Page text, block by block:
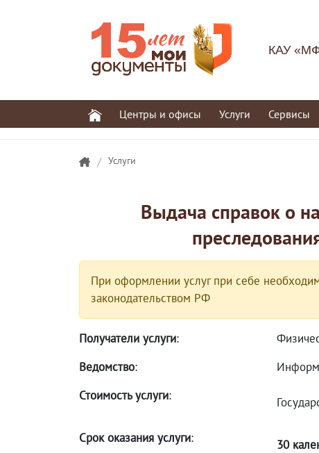
КАУ
Центры и офисы Услуги Сервисы
/ Услуги
Выдача справок о
При оформлении услуг при себе
законодательством РФ
Получатели услуги:
Ведомство:
Стоимость услуги:
Срок оказания услуги: 30